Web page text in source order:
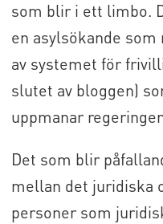
som blir i ett limbo.
en asylsökande som
av systemet för
slutet av bloggen)
uppmanar
Det som blir
mellan det juridiska
personer som